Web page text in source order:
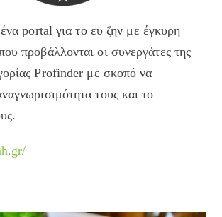
ένα portal για το ευ ζην με έγκυρη
προβάλλονται οι συνεργάτες της
Profinder με σκοπό να
τους και το